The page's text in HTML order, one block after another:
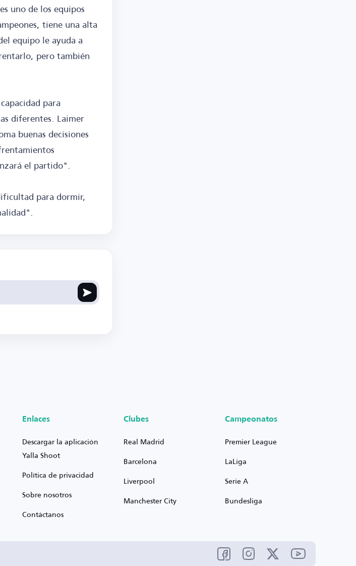
uno de los equipos
tiene una alta
equipo le ayuda a
pero también
para
diferentes. Laimer
buenas decisiones
el partido".
para dormir,
Enlaces
Descargar la aplicación
Yalla Shoot
Política de privacidad
Sobre nosotros
Contáctanos
Clubes
Real Madrid
Barcelona
Liverpool
Manchester City
Campeonatos
Premier League
LaLiga
Serie A
Bundesliga